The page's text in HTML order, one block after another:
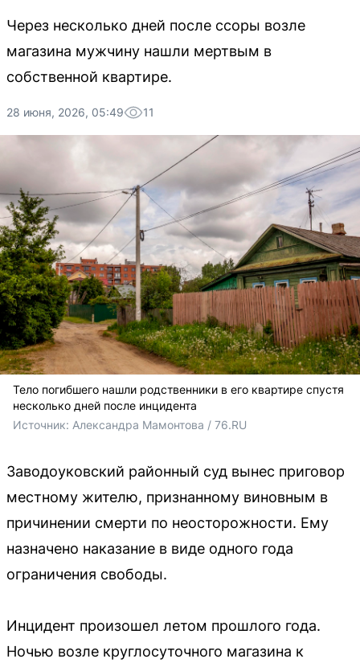
Через несколько дней после ссоры возле
магазина мужчину нашли мертвым в
собственной квартире.
28 июня, 2026, 05:49 11
Тело погибшего нашли родственники в его квартире спустя
несколько дней после инцидента
Источник: Александра Мамонтова / 76.RU
Заводоуковский районный суд вынес приговор
местному жителю, признанному виновным в
причинении смерти по неосторожности. Ему
назначено наказание в виде одного года
ограничения свободы.
Инцидент произошел летом прошлого года.
Ночью возле круглосуточного магазина к